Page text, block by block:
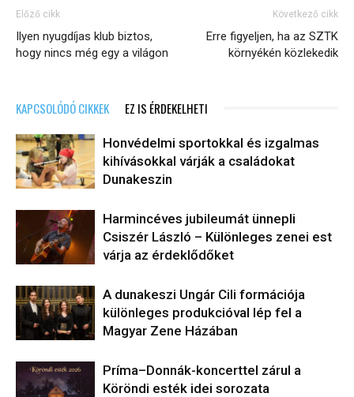
Előző cikk
Ilyen nyugdíjas klub biztos,
hogy nincs még egy a világon
Következő cikk
Erre figyeljen, ha az SZTK
környékén közlekedik
KAPCSOLÓDÓ CIKKEK EZ IS ÉRDEKELHETI
Honvédelmi sportokkal és izgalmas
kihívásokkal várják a családokat
Dunakeszin
Harmincéves jubileumát ünnepli
Csiszér László – Különleges zenei est
várja az érdeklődőket
A dunakeszi Ungár Cili formációja
különleges produkcióval lép fel a
Magyar Zene Házában
Príma–Donnák-koncerttel zárul a
Köröndi esték idei sorozata